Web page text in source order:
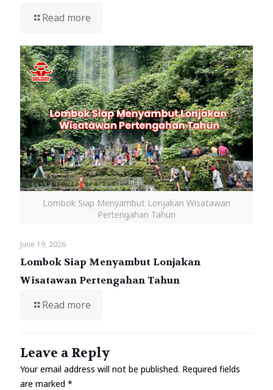
Read more
Lombok Siap Menyambut Lonjakan Wisatawan
Pertengahan Tahun
June 19, 2026
Lombok Siap Menyambut Lonjakan
Wisatawan Pertengahan Tahun
Read more
Leave a Reply
Your email address will not be published. Required fields
are marked *